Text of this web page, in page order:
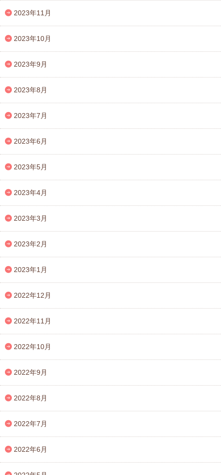
2023年11月
2023年10月
2023年9月
2023年8月
2023年7月
2023年6月
2023年5月
2023年4月
2023年3月
2023年2月
2023年1月
2022年12月
2022年11月
2022年10月
2022年9月
2022年8月
2022年7月
2022年6月